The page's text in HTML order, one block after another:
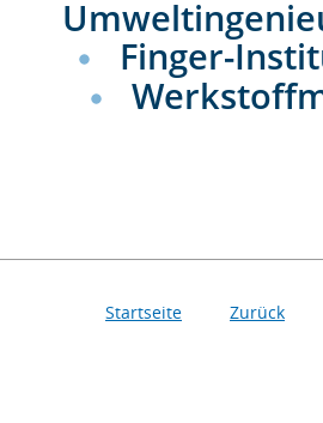
Finger-
Startseite Zurück